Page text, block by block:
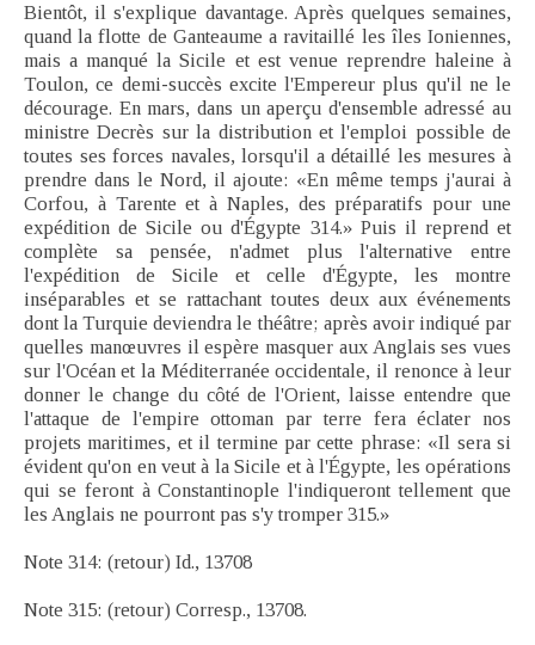
Bientôt, il s'explique davantage. Après quelques semaines,
quand la flotte de Ganteaume a ravitaillé les îles Ioniennes,
mais a manqué la Sicile et est venue reprendre haleine à
Toulon, ce demi-succès excite l'Empereur plus qu'il ne le
décourage. En mars, dans un aperçu d'ensemble adressé au
ministre Decrès sur la distribution et l'emploi possible de
toutes ses forces navales, lorsqu'il a détaillé les mesures à
prendre dans le Nord, il ajoute: «En même temps j'aurai à
Corfou, à Tarente et à Naples, des préparatifs pour une
expédition de Sicile ou d'Égypte 314.» Puis il reprend et
complète sa pensée, n'admet plus l'alternative entre
l'expédition de Sicile et celle d'Égypte, les montre
inséparables et se rattachant toutes deux aux événements
dont la Turquie deviendra le théâtre; après avoir indiqué par
quelles manœuvres il espère masquer aux Anglais ses vues
sur l'Océan et la Méditerranée occidentale, il renonce à leur
donner le change du côté de l'Orient, laisse entendre que
l'attaque de l'empire ottoman par terre fera éclater nos
projets maritimes, et il termine par cette phrase: «Il sera si
évident qu'on en veut à la Sicile et à l'Égypte, les opérations
qui se feront à Constantinople l'indiqueront tellement que
les Anglais ne pourront pas s'y tromper 315.»
Note 314: (retour) Id., 13708
Note 315: (retour) Corresp., 13708.